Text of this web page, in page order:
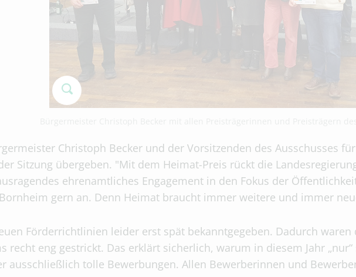
Christoph Becker und der Vorsitzenden des Ausschusses
Sitzung übergeben. "Mit dem Heimat-Preis rückt die
ehrenamtliches Engagement in den Fokus der
gern an. Denn Heimat braucht immer weitere und immer
Förderrichtlinien leider erst spät bekanntgegeben. Dadurch
recht eng gestrickt. Das erklärt sicherlich, warum in diesem Jahr
ausschließlich tolle Bewerbungen. Allen Bewerberinnen und